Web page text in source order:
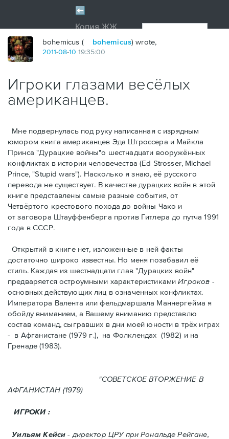
bohemicus ( bohemicus) wrote,
2011-08-10 19:35:00
Игроки глазами весёлых
американцев.
Мне подвернулась под руку написанная с изрядным
юмором книга американцев Эдa Штроссерa и Майклa
Принсa "Дурацкие войны"о шестнадцати вооружённых
конфликтах в истории человечества (Ed Strosser, Michael
Prince, "Stupid wars"). Насколько я знаю, её русского
перевода не существует. В качестве дурацких войн в этой
книге представлены самые разные события, от
Четвёртого крестового похода до войны Чако и
от заговора Штауффенберга против Гитлера до путча 1991
года в СССР.
Открытий в книге нет, изложенные в ней факты
достаточно широко известны. Но меня позабавил её
стиль. Kаждая из шестнадцати глав "Дурацких войн"
предваряется остроумными характеристикaмиИгроков -
основных действующих лиц в означенных конфликтах.
Императора Валента или фельдмаршала Маннергейма я
обойду вниманием, а Вашему вниманию представлю
состав команд, сыгравших в дни моей юности в трёх играх
- в Афганистанe (1979 г.), нa Фолклендax (1982) и на
Гренадe (1983).
"СОВЕТСКОЕ ВТОРЖЕНИЕ В
АФГАНИСТАН (1979)
ИГРОКИ :
Уильям Кейси - директор ЦРУ при Рональде Рейгане,